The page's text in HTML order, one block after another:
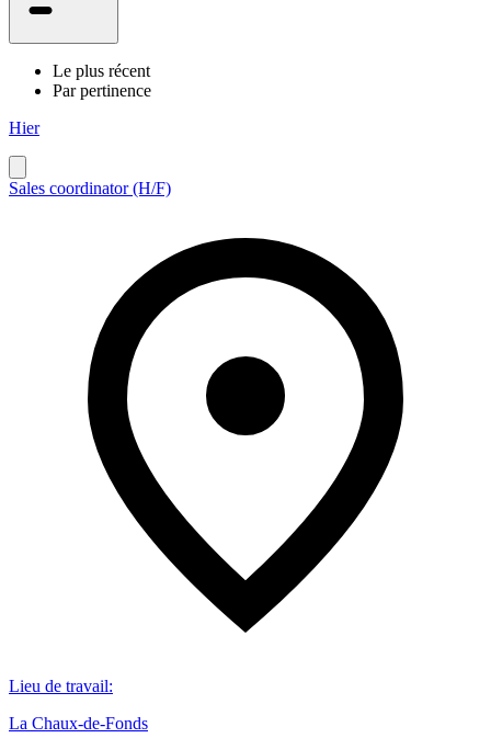
Le plus récent
Par pertinence
Hier
Sales coordinator (H/F)
Lieu de travail:
La Chaux-de-Fonds